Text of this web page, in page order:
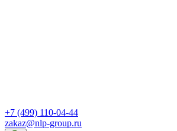
+7 (499) 110-04-44
zakaz@nlp-group.ru